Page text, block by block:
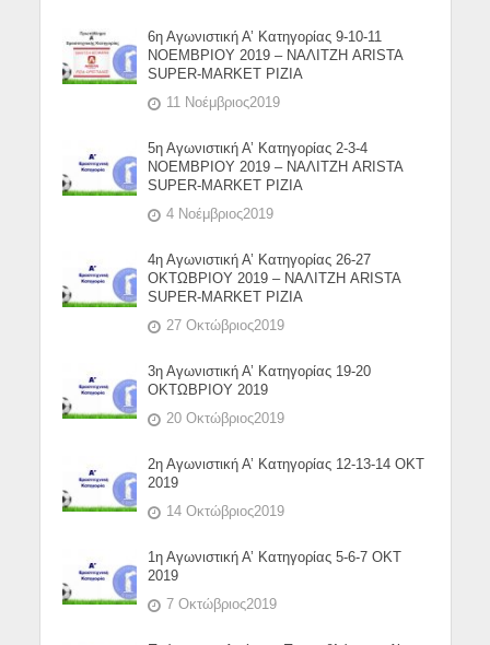
6η Αγωνιστική Α’ Κατηγορίας 9-10-11
ΝΟΕΜΒΡΙΟΥ 2019 – ΝΑΛΙΤΖΗ ARISTA
SUPER-MARKET ΡΙΖΙΑ
11 Νοέμβριος2019
5η Αγωνιστική Α’ Κατηγορίας 2-3-4
ΝΟΕΜΒΡΙΟΥ 2019 – ΝΑΛΙΤΖΗ ARISTA
SUPER-MARKET ΡΙΖΙΑ
4 Νοέμβριος2019
4η Αγωνιστική Α’ Κατηγορίας 26-27
ΟΚΤΩΒΡΙΟΥ 2019 – ΝΑΛΙΤΖΗ ARISTA
SUPER-MARKET ΡΙΖΙΑ
27 Οκτώβριος2019
3η Αγωνιστική Α’ Κατηγορίας 19-20
ΟΚΤΩΒΡΙΟΥ 2019
20 Οκτώβριος2019
2η Αγωνιστική Α’ Κατηγορίας 12-13-14 ΟΚΤ
2019
14 Οκτώβριος2019
1η Αγωνιστική Α’ Κατηγορίας 5-6-7 ΟΚΤ
2019
7 Οκτώβριος2019